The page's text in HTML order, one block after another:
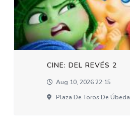
CINE: DEL REVÉS 2
Aug 10, 2026 22:15
Plaza De Toros De Úbeda